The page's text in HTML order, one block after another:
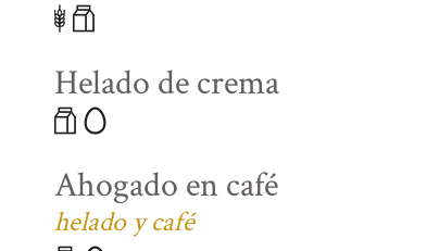
Helado de crema
Ahogado en café
helado y café